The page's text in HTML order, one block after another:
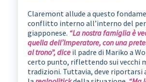
Claremont allude a questo
conflitto interno all’interno del
giapponese. “La nostra famiglia è
quella dell’Imperatore, con una
al trono”, diceil padre di Mariko a
certo punto, riflettendo sui vecchi
tradizioni. Tuttavia, deve riportarsi